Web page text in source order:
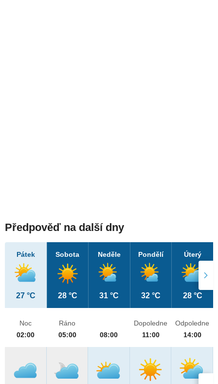
Předpověď na další dny
Pátek
27 °C
Sobota
28 °C
Neděle
31 °C
Pondělí
32 °C
Úterý
28 °C
Noc
02:00
Ráno
05:00
08:00
Dopoledne
11:00
Odpoledne
14:00